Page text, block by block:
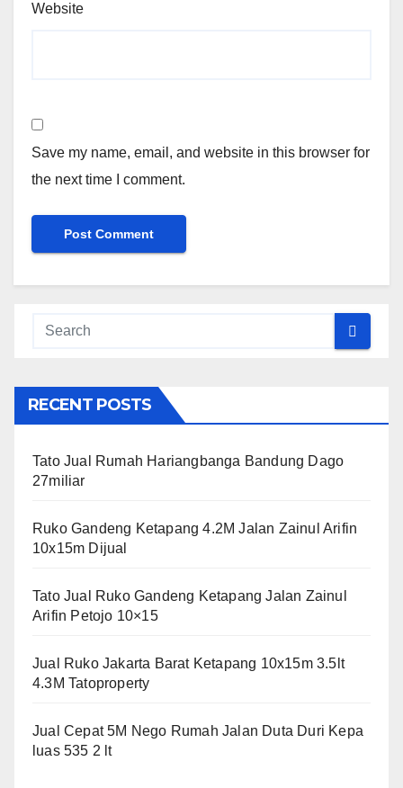
Website
Save my name, email, and website in this browser for
the next time I comment.
RECENT POSTS
Tato Jual Rumah Hariangbanga Bandung Dago
27miliar
Ruko Gandeng Ketapang 4.2M Jalan Zainul Arifin
10x15m Dijual
Tato Jual Ruko Gandeng Ketapang Jalan Zainul
Arifin Petojo 10×15
Jual Ruko Jakarta Barat Ketapang 10x15m 3.5lt
4.3M Tatoproperty
Jual Cepat 5M Nego Rumah Jalan Duta Duri Kepa
luas 535 2 lt